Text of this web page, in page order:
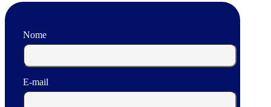
Nome
E-mail